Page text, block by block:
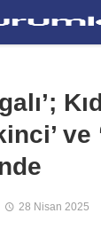
ve
28 Nisan 2025